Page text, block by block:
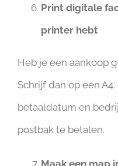
Print digitale
printer hebt
Heb je een aankoop
Schrijf dan op een
betaaldatum en
postbak te betalen.
Maak een map